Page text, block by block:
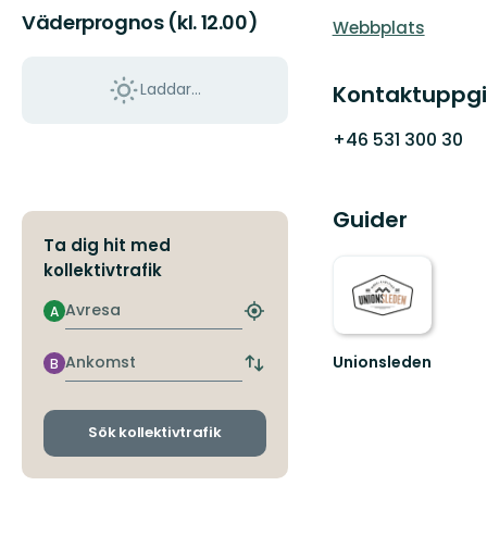
Väderprognos (kl. 12.00)
Laddar...
Ta dig hit med
kollektivtrafik
Avresa
A
Hitta
hållplats
Ankomst
B
Byt
och
Sök kollektivtrafik
Webbplats
+46 531 300 30
Guider
Unionsleden